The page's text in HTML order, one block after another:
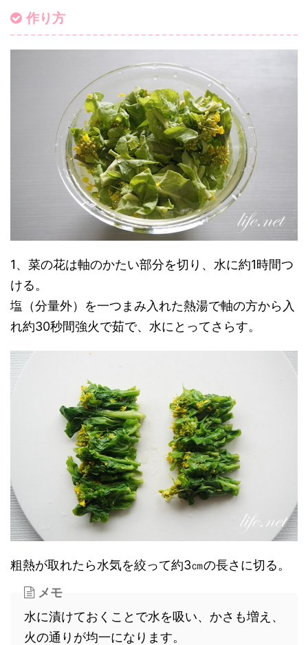
作り方
1、菜の花は軸のかたい部分を切り、水に約1時間つ
ける。
塩（分量外）を一つまみ入れた熱湯で軸の方から入
れ約30秒間強火で茹で、水にとってさらす。
粗熱が取れたら水気を絞って約3㎝の長さに切る。
メモ
水に漬けておくことで水を吸い、かさも増え、
火の通りが均一になります。